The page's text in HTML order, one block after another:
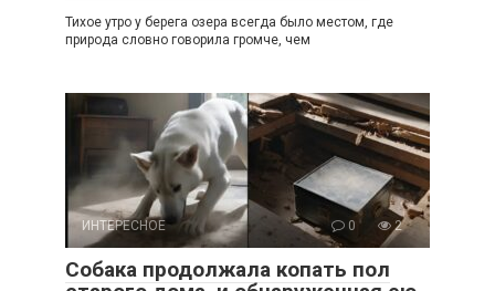
Тихое утро у берега озера всегда было местом, где
природа словно говорила громче, чем
ИНТЕРЕСНОЕ 0 2
Собака продолжала копать пол